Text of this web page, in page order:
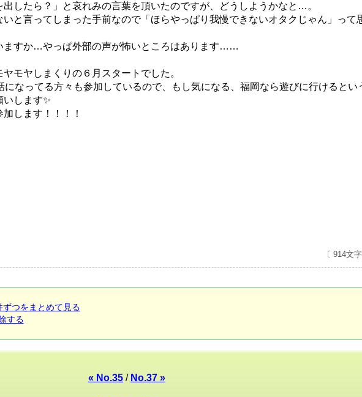
したら？」と哀れみの言葉を頂いたのですが、どうしようかなと…。
と言ってしまった手前なので「ほらやっぱり我慢できないオタクじゃん」って
ますか…やっぱ外部の声が怖いところはあります……
モヤしまくりの６月スタートでした。
になってる方々も参加しているので、もし気になる、福岡なら遊びに行けるとい
します✨
します！！！！
〔 914文字
つをまとめて見る
する
« No.35 / No.37 »